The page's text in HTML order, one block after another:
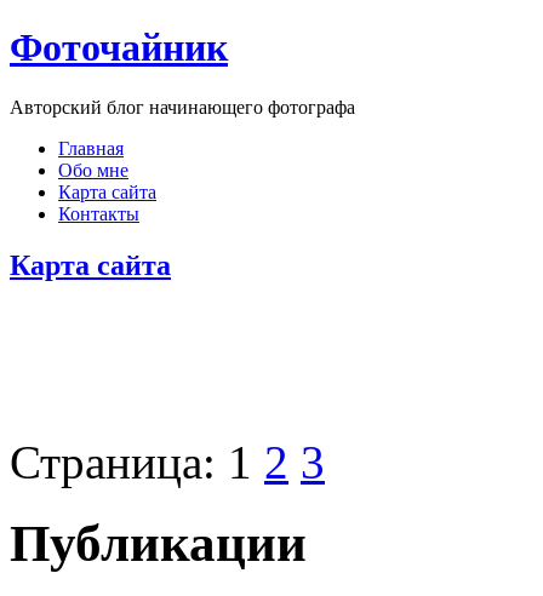
Фоточайник
Авторский блог начинающего фотографа
Главная
Обо мне
Карта сайта
Контакты
Карта сайта
Страница: 1 2 3
Публикации